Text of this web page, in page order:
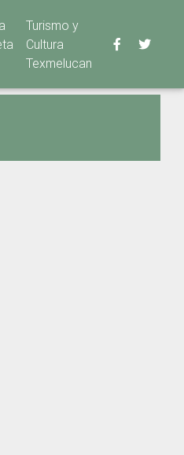
Turismo y
Cultura
Texmelucan